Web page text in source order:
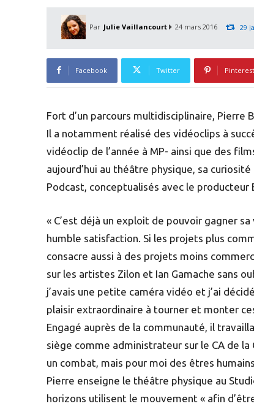
Par Julie Vaillancourt 24 mars 2016 29
Facebook Twitter Pinterest
Fort d’un parcours multidisciplinaire,
Il a notamment réalisé des vidéoclips à
vidéoclip de l’année à MP- ainsi que des
aujourd’hui au théâtre physique, sa
Podcast, conceptualisés avec le producteur
« C’est déjà un exploit de pouvoir gagner
humble satisfaction. Si les projets plus
consacre aussi à des projets moins
sur les artistes Zilon et Ian Gamache sans
j’avais une petite caméra vidéo et j’ai
plaisir extraordinaire à tourner et monter
Engagé auprès de la communauté, il
siège comme administrateur sur le CA de la
un combat, mais pour moi des êtres
Pierre enseigne le théâtre physique au
horizons utilisent le mouvement « afin